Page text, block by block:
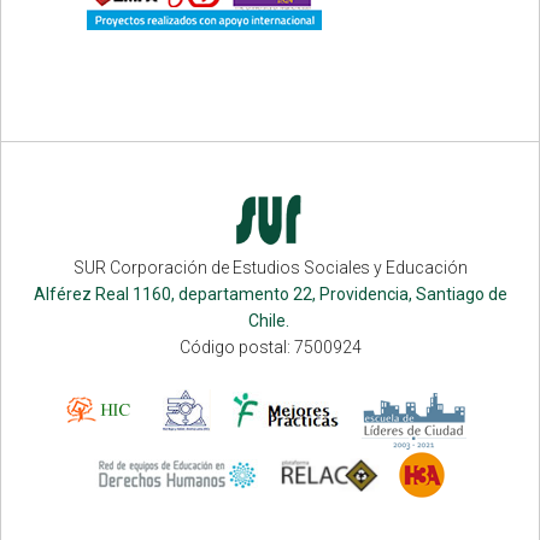
SUR Corporación de Estudios Sociales y Educación
Alférez Real 1160, departamento 22, Providencia, Santiago de
Chile.
Código postal: 7500924